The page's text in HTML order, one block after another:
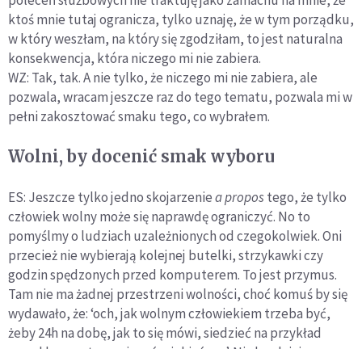
ktoś mnie tutaj ogranicza, tylko uznaję, że w tym porządku,
w który weszłam, na który się zgodziłam, to jest naturalna
konsekwencja, która niczego mi nie zabiera.
WZ: Tak, tak. A nie tylko, że niczego mi nie zabiera, ale
pozwala, wracam jeszcze raz do tego tematu, pozwala mi w
pełni zakosztować smaku tego, co wybrałem.
Wolni, by docenić smak wyboru
ES: Jeszcze tylko jedno skojarzeniea propostego, że tylko
człowiek wolny może się naprawdę ograniczyć. No to
pomyślmy o ludziach uzależnionych od czegokolwiek. Oni
przecież nie wybierają kolejnej butelki, strzykawki czy
godzin spędzonych przed komputerem. To jest przymus.
Tam nie ma żadnej przestrzeni wolności, choć komuś by się
wydawało, że: ‘och, jak wolnym człowiekiem trzeba być,
żeby 24h na dobę, jak to się mówi, siedzieć na przykład